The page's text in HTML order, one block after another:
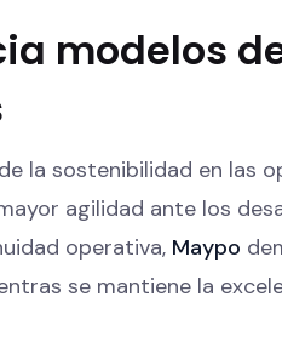
modelos
la sostenibilidad en las
agilidad ante los
operativa, Maypo
se mantiene la